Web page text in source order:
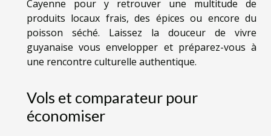
Cayenne pour y retrouver une multitude de
produits locaux frais, des épices ou encore du
poisson séché. Laissez la douceur de vivre
guyanaise vous envelopper et préparez-vous à
une rencontre culturelle authentique.
Vols et comparateur pour
économiser